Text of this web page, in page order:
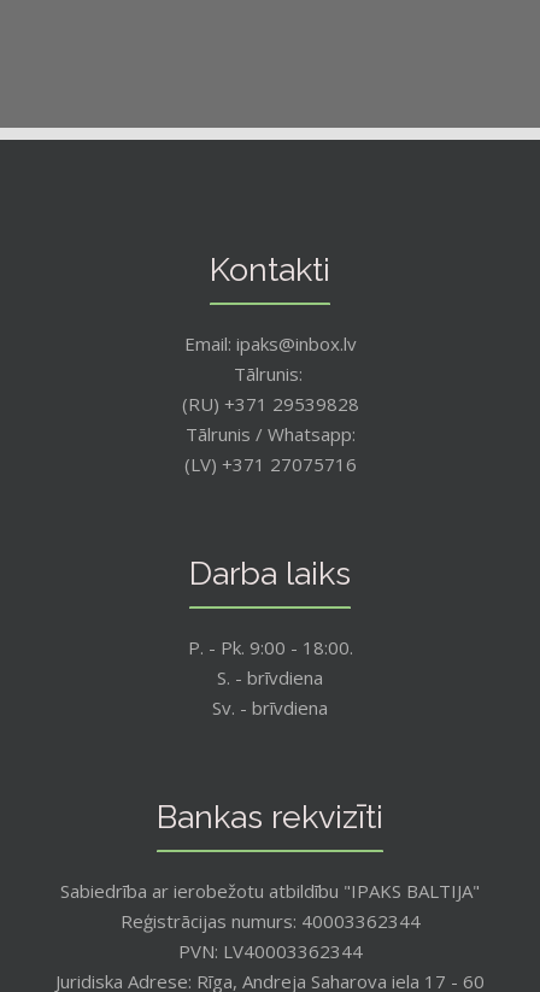
Kontakti
Email: ipaks@inbox.lv
Tālrunis:
(RU) +371 29539828
Tālrunis / Whatsapp:
(LV) +371 27075716
Darba laiks
P. - Pk. 9:00 - 18:00.
S. - brīvdiena
Sv. - brīvdiena
Bankas rekvizīti
Sabiedrība ar ierobežotu atbildību "IPAKS BALTIJA"
Reģistrācijas numurs: 40003362344
PVN: LV40003362344
Juridiska Adrese: Rīga, Andreja Saharova iela 17 - 60